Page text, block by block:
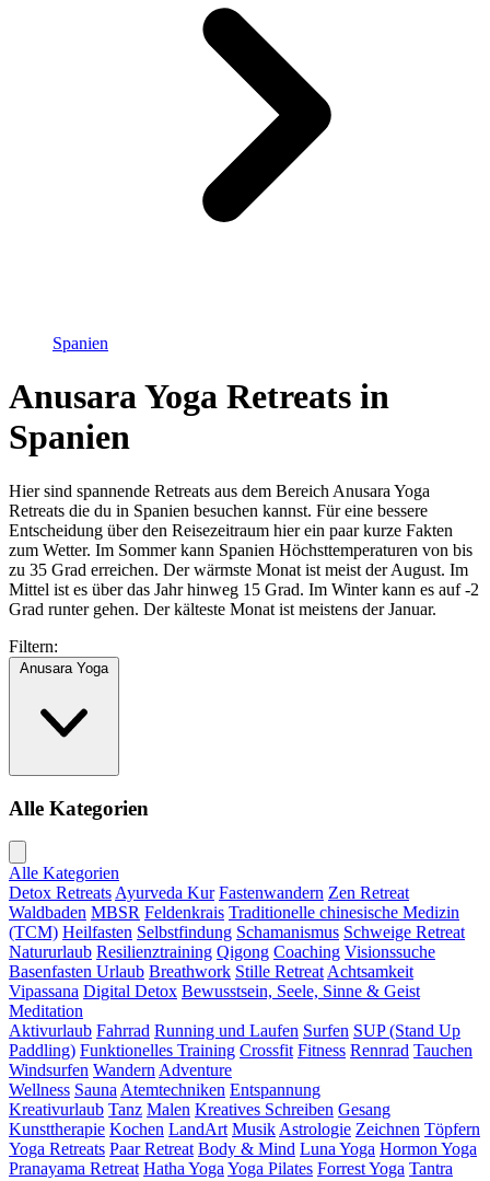
Spanien
Anusara Yoga Retreats in
Spanien
Hier sind spannende Retreats aus dem Bereich Anusara Yoga
Retreats die du in Spanien besuchen kannst. Für eine bessere
Entscheidung über den Reisezeitraum hier ein paar kurze Fakten
zum Wetter. Im Sommer kann Spanien Höchsttemperaturen von bis
zu 35 Grad erreichen. Der wärmste Monat ist meist der August. Im
Mittel ist es über das Jahr hinweg 15 Grad. Im Winter kann es auf -2
Grad runter gehen. Der kälteste Monat ist meistens der Januar.
Filtern:
Anusara Yoga
Alle Kategorien
Alle Kategorien
Detox Retreats Ayurveda Kur Fastenwandern Zen Retreat
Waldbaden MBSR Feldenkrais Traditionelle chinesische Medizin
(TCM) Heilfasten Selbstfindung Schamanismus Schweige Retreat
Natururlaub Resilienztraining Qigong Coaching Visionssuche
Basenfasten Urlaub Breathwork Stille Retreat Achtsamkeit
Vipassana Digital Detox Bewusstsein, Seele, Sinne & Geist
Meditation
Aktivurlaub Fahrrad Running und Laufen Surfen SUP (Stand Up
Paddling) Funktionelles Training Crossfit Fitness Rennrad Tauchen
Windsurfen Wandern Adventure
Wellness Sauna Atemtechniken Entspannung
Kreativurlaub Tanz Malen Kreatives Schreiben Gesang
Kunsttherapie Kochen LandArt Musik Astrologie Zeichnen Töpfern
Yoga Retreats Paar Retreat Body & Mind Luna Yoga Hormon Yoga
Pranayama Retreat Hatha Yoga Yoga Pilates Forrest Yoga Tantra